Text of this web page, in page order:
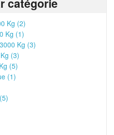
Kg (2)
Kg (1)
Kg (3)
(3)
(5)
(1)